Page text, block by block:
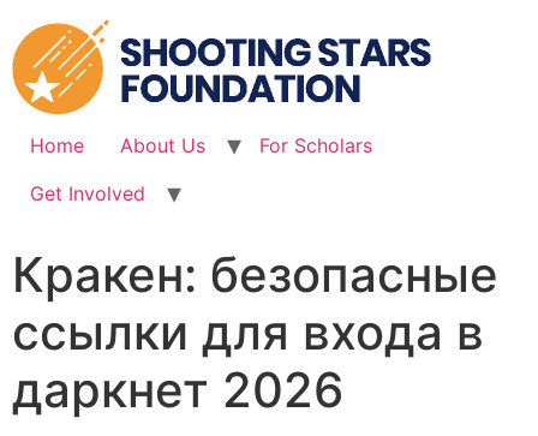
to
content
Home About Us
For Scholars
Get Involved
Кракен: безопасные
ссылки для входа в
даркнет 2026